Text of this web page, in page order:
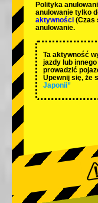
Polityka
anulowanie tylko
aktywności (Czas
anulowanie.
Ta aktywność
jazdy lub
prowadzić
Upewnij się, że
Japonii”